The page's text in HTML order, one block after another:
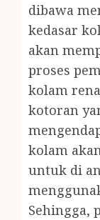
dibawa
kedasar
akan
proses
kolam
kotoran
kolam
untuk di
Sehingga,